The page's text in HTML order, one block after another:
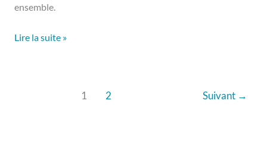
ensemble.
Lire la suite »
1 2 Suivant →